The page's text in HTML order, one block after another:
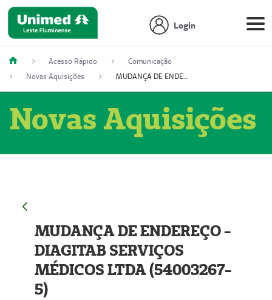
Login
Acesso Rápido
Comunicação
Novas Aquisições
MUDANÇA DE ENDEREÇO - DIAGITAB SERVIÇOS MÉDICOS LTDA (54003267-5)
Novas Aquisições
MUDANÇA DE ENDEREÇO -
DIAGITAB SERVIÇOS
MÉDICOS LTDA (54003267-
5)